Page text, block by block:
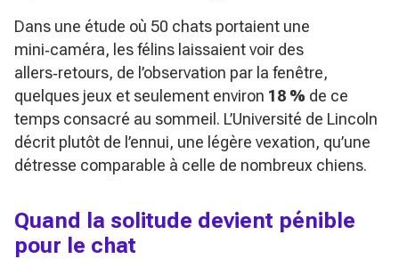
Dans une étude où 50 chats portaient une
mini‑caméra, les félins laissaient voir des
allers‑retours, de l’observation par la fenêtre,
quelques jeux et seulement environ 18 % de ce
temps consacré au sommeil. L’Université de Lincoln
décrit plutôt de l’ennui, une légère vexation, qu’une
détresse comparable à celle de nombreux chiens.
Quand la solitude devient pénible
pour le chat